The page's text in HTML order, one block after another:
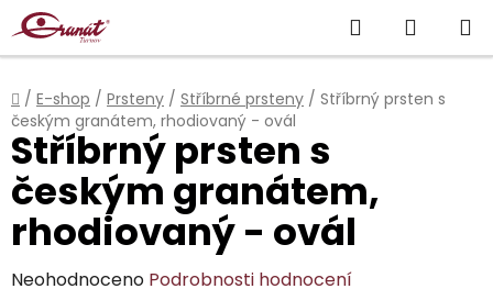
Přejít
na
obsah
Hledat
KOŠÍK
Domů
/ E-shop / Prsteny / Stříbrné prsteny / Stříbrný prsten s
českým granátem, rhodiovaný - ovál
Stříbrný prsten s
českým granátem,
rhodiovaný - ovál
Průměrné
Neohodnoceno Podrobnosti hodnocení